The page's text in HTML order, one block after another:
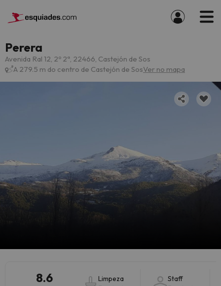
Perera
Avenida Ral 12, 2º 2ª, 22466, Castejón de Sos
A 279.5 m do centro de Castejón de SosVer no mapa
8.6 Limpeza Staff